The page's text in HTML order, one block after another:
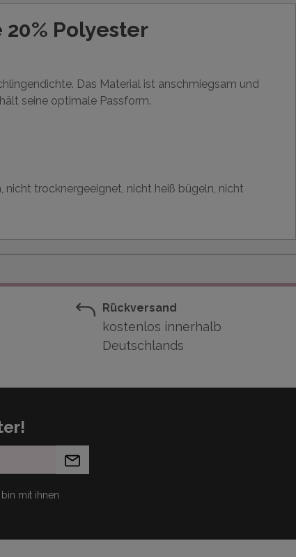
Polyester
Das Material ist anschmiegsam und
seine optimale Passform.
nicht trocknergeeignet, nicht heiß bügeln, nicht
Rückversand
kostenlos innerhalb
Deutschlands
mit ihnen